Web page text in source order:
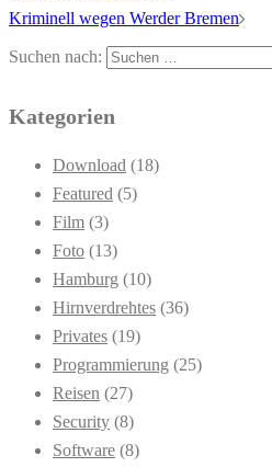
Kriminell wegen Werder Bremen
Suchen nach:
Kategorien
Download (18)
Featured (5)
Film (3)
Foto (13)
Hamburg (10)
Hirnverdrehtes (36)
Privates (19)
Programmierung (25)
Reisen (27)
Security (8)
Software (8)